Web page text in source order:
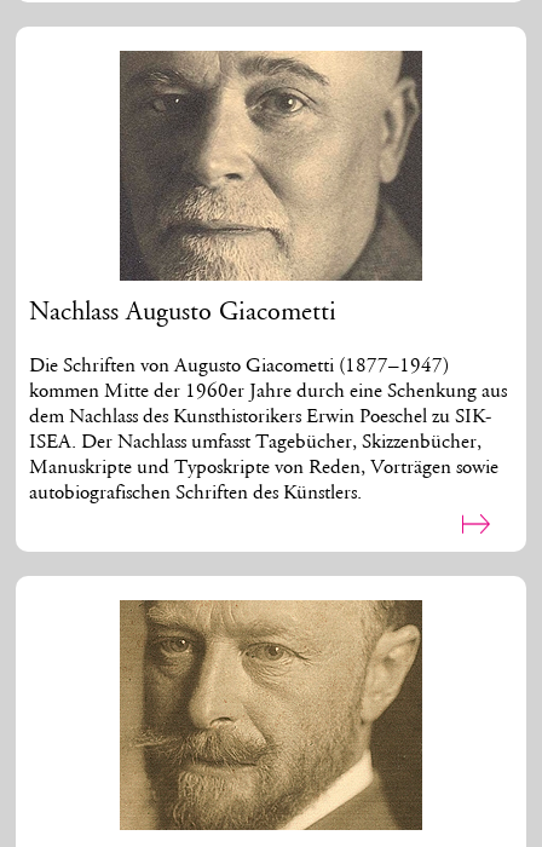
Nachlass Augusto Giacometti
Die Schriften von Augusto Giacometti (1877–1947)
kommen Mitte der 1960er Jahre durch eine Schenkung aus
dem Nachlass des Kunsthistorikers Erwin Poeschel zu SIK-
ISEA. Der Nachlass umfasst Tagebücher, Skizzenbücher,
Manuskripte und Typoskripte von Reden, Vorträgen sowie
autobiografischen Schriften des Künstlers.